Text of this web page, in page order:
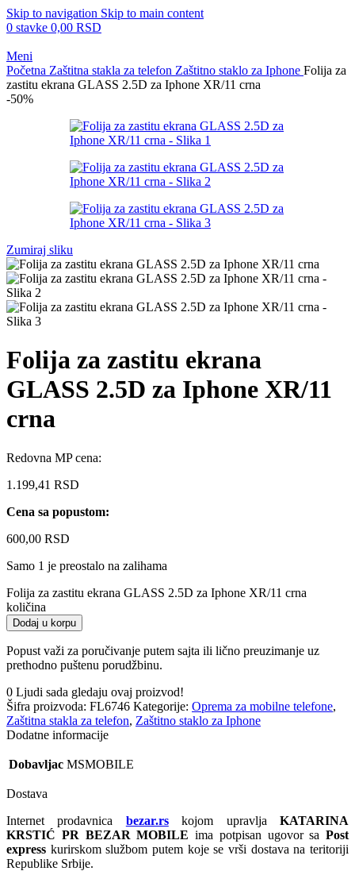
Skip to navigation Skip to main content
0 stavke 0,00 RSD
Meni
Početna Zaštitna stakla za telefon Zaštitno staklo za Iphone Folija za
zastitu ekrana GLASS 2.5D za Iphone XR/11 crna
-50%
Zumiraj sliku
Folija za zastitu ekrana
GLASS 2.5D za Iphone XR/11
crna
Redovna MP cena:
1.199,41 RSD
Cena sa popustom:
600,00 RSD
Samo 1 je preostalo na zalihama
Folija za zastitu ekrana GLASS 2.5D za Iphone XR/11 crna
količina
Dodaj u korpu
Popust važi za poručivanje putem sajta ili lično preuzimanje uz
prethodno puštenu porudžbinu.
0 Ljudi sada gledaju ovaj proizvod!
Šifra proizvoda: FL6746 Kategorije: Oprema za mobilne telefone,
Zaštitna stakla za telefon, Zaštitno staklo za Iphone
Dodatne informacije
Dobavljac MSMOBILE
Dostava
Internet prodavnica bezar.rskojom upravljaKATARINA
KRSTIĆ PR BEZAR MOBILE ima potpisan ugovor sa Post
express kurirskom službom putem koje se vrši dostava na teritoriji
Republike Srbije.